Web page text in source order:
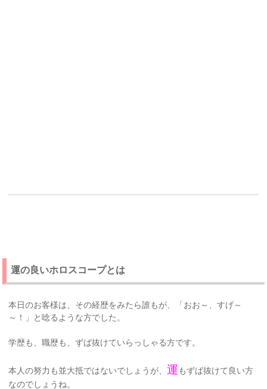
運の良いホロスコープとは
本日のお客様は、その経歴をみたら誰もが、「おお～、すげ～
～！」と唸るような方でした。
学歴も、職歴も、ずば抜けていらっしゃる方です。
本人の努力も並大抵ではないでしょうが、運 もずば抜けて良い方
なのでしょうね。